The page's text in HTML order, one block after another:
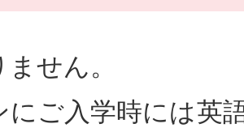
せん。
にご入学時には英